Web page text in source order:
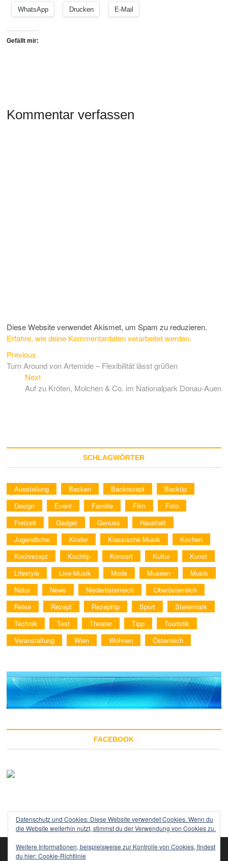
WhatsApp Drucken E-Mail
Gefällt mir:
Kommentar verfassen
Diese Website verwendet Akismet, um Spam zu reduzieren.
Erfahre, wie deine Kommentardaten verarbeitet werden.
Beitragsnavigation
Previous
post:
Turn Around von Artemide – Flexibilität lässt grüßen
NextNext
post:
Auf zu Kröten, Molchen & Co. im Nationalpark Donau-Auen
SCHLAGWÖRTER
Ausstellung Backen Backrezept
Backtip
Design
Event Familie Film
Foto
Freizeit
Gadget Genuss
Haushalt
Jugendliche
Kinder Klassische Musik
Kochen
Kochrezept
Kochtip Konzert Kultur
Kunst
Lifestyle
Live-Musik Mode Museen
Musik
Natur
News Niederösterreich
Oberösterreich
Reise
Rezept Rezepttip Sport
Steiermark
Technik
Test Theater Tipp
Touristik
Veranstaltung
Wien Wohnen Österreich
FACEBOOK
Startseite
Datenschutz und Cookies: Diese Website verwendet Cookies. Wenn du
die Website weiterhin nutzt, stimmst du der Verwendung von Cookies zu.
Weitere Informationen, beispielsweise zur Kontrolle von Cookies, findest
du hier:Cookie-Richtlinie